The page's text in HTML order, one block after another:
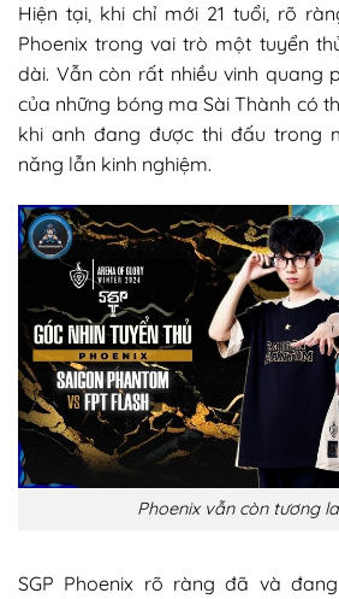
Hiện tại, khi chỉ mới 21 tuổi, rõ
Phoenix trong vai trò một tuyển
dài. Vẫn còn rất nhiều vinh quang
của những bóng ma Sài Thành có
khi anh đang được thi đấu trong
năng lẫn kinh nghiệm.
Phoenix vẫn còn tương
SGP Phoenix rõ ràng đã và